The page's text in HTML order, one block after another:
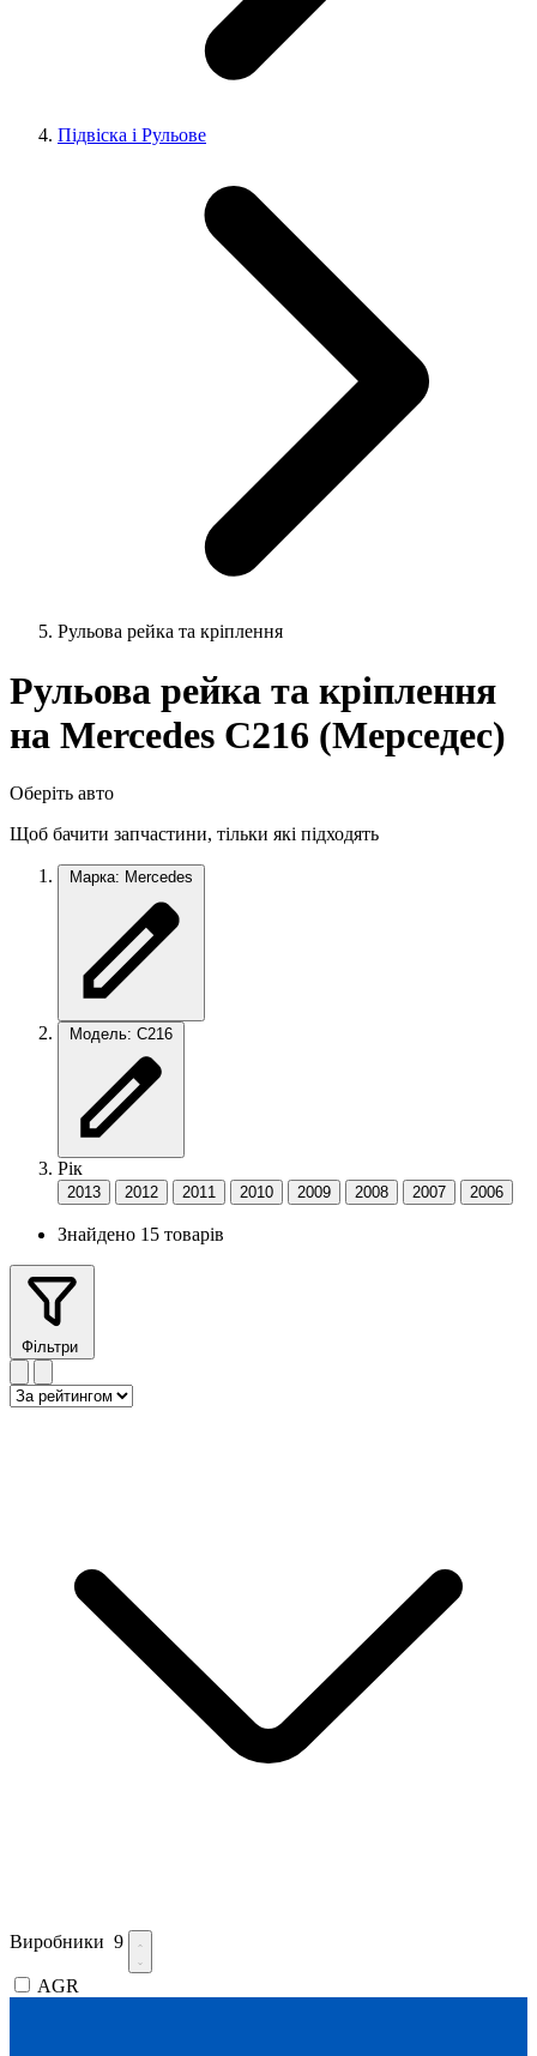
Підвіска і Рульове
Рульова рейка та кріплення
Рульова рейка та кріплення
на Mercedes C216 (Мерседес)
Оберіть авто
Щоб бачити запчастини, тільки які підходять
Марка: Mercedes
Модель: C216
Рік
2013 2012 2011 2010 2009 2008 2007 2006
Знайдено 15 товарів
Фільтри
Виробники 9
AGR